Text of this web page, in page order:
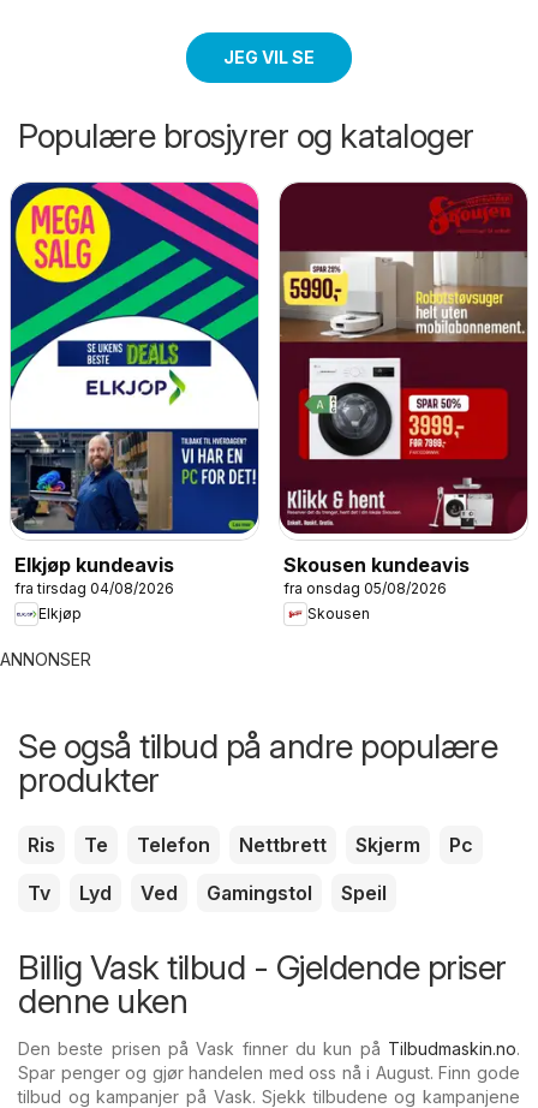
JEG VIL SE
Populære brosjyrer og kataloger
Elkjøp kundeavis
fra tirsdag 04/08/2026
Elkjøp
Skousen kundeavis
fra onsdag 05/08/2026
Skousen
ANNONSER
Se også tilbud på andre populære
produkter
Ris Te Telefon Nettbrett Skjerm
Pc
Tv
Lyd Ved Gamingstol Speil
Billig Vask tilbud - Gjeldende priser
denne uken
Den beste prisen på Vask finner du kun på Tilbudmaskin.no.
Spar penger og gjør handelen med oss nå i August. Finn gode
tilbud og kampanjer på Vask. Sjekk tilbudene og kampanjene